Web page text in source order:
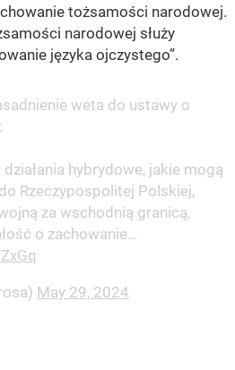
tożsamości narodowej.
narodowej służy
języka ojczystego”.
weta do ustawy o
hybrydowe, jakie mogą
Rzeczypospolitej Polskiej,
za wschodnią granicą,
o zachowanie…
May 29, 2024